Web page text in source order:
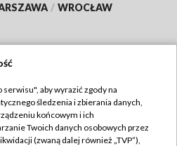
/ WROCŁAW
TVP
TVP
aby wyrazić zgody na
śledzenia i zbierania danych,
końcowym i ich
Twoich danych osobowych przez
(zwaną dalej również „TVP”),